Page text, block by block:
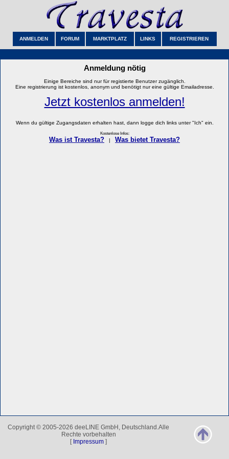
ANMELDEN FORUM MARKTPLATZ LINKS REGISTRIEREN
Anmeldung nötig
Einige Bereiche sind nur für registierte Benutzer zugänglich.
Eine registrierung ist kostenlos, anonym und benötigt nur eine gültige Emailadresse.
Jetzt kostenlos anmelden!
Wenn du gültige Zugangsdaten erhalten hast, dann logge dich links unter "Ich" ein.
Kostenlose Infos:
Was ist Travesta? Was bietet Travesta?
Copyright © 2005-2026 deeLINE GmbH, Deutschland.Alle
Rechte vorbehalten
[ Impressum ]